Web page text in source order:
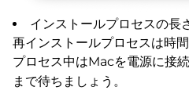
インストールプロセスの長
再インストールプロセスは時
プロセス中はMacを電源に接
まで待ちましょう。